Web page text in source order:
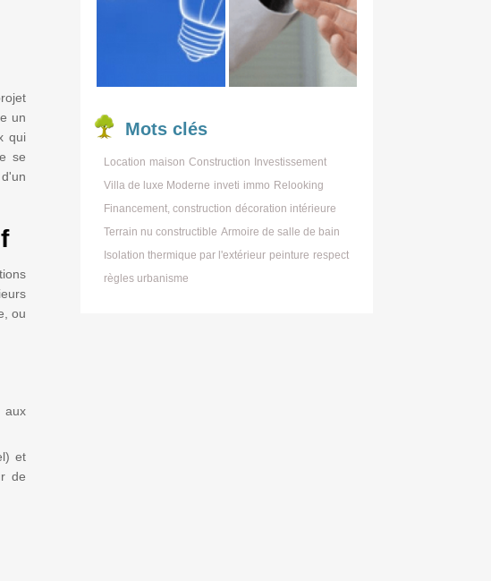
un
qui
se
ou
aux
et
de
Mots clés
Location maison Construction
Investissement
Villa de luxe Moderne inveti immo Relooking
Financement, construction décoration intérieure
Terrain nu constructible Armoire de salle de bain
Isolation thermique par l'extérieur peinture respect
règles urbanisme